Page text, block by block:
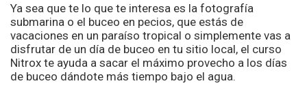
Ya sea que te lo que te interesa es la fotografía
submarina o el buceo en pecios, que estás de
vacaciones en un paraíso tropical o simplemente vas a
disfrutar de un día de buceo en tu sitio local, el curso
Nitrox te ayuda a sacar el máximo provecho a los días
de buceo dándote más tiempo bajo el agua.